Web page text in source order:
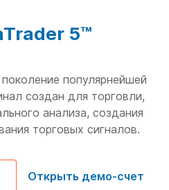
5™
популярнейшей
создан для торговли,
анализа, создания
торговых сигналов.
Открыть демо-счет